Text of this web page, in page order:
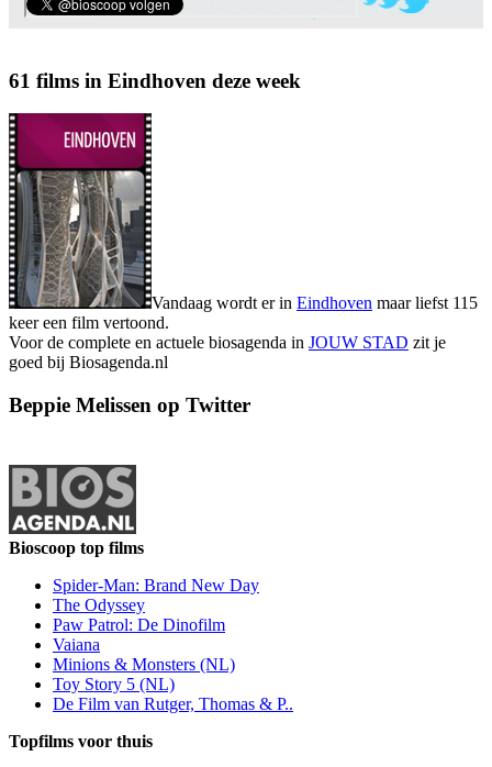
61 films in Eindhoven deze week
Vandaag wordt er in Eindhoven maar liefst 115
keer een film vertoond.
Voor de complete en actuele biosagenda in JOUW STAD zit je
goed bij Biosagenda.nl
Beppie Melissen op Twitter
Bioscoop top films
Spider-Man: Brand New Day
The Odyssey
Paw Patrol: De Dinofilm
Vaiana
Minions & Monsters (NL)
Toy Story 5 (NL)
De Film van Rutger, Thomas & P..
Topfilms voor thuis